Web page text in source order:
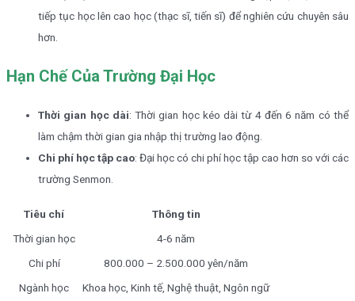
tiếp tục học lên cao học (thạc sĩ, tiến sĩ) để nghiên cứu chuyên sâu
hơn.
Hạn Chế Của Trường Đại Học
Thời gian học dài: Thời gian học kéo dài từ 4 đến 6 năm có thể
làm chậm thời gian gia nhập thị trường lao động.
Chi phí học tập cao: Đại học có chi phí học tập cao hơn so với các
trường Senmon.
Tiêu chí
Thông tin
Thời gian học
4-6 năm
Chi phí
800.000 – 2.500.000 yên/năm
Ngành học
Khoa học, Kinh tế, Nghệ thuật, Ngôn ngữ